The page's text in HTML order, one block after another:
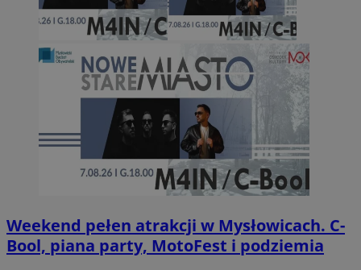
Weekend pełen atrakcji w Mysłowicach. C-
Bool, piana party, MotoFest i podziemia